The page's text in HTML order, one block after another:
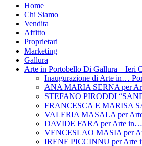
Home
Chi Siamo
Vendita
Affitto
Proprietari
Marketing
Gallura
Arte in Portobello Di Gallura – Ieri
Inaugurazione di Arte in…
ANA MARIA SERNA per
STEFANO PIRODDI
FRANCESCA E MARISA
VALERIA MASALA per
DAVIDE FARA per Arte in…
VENCESLAO MASIA per
IRENE PICCINNU per Arte